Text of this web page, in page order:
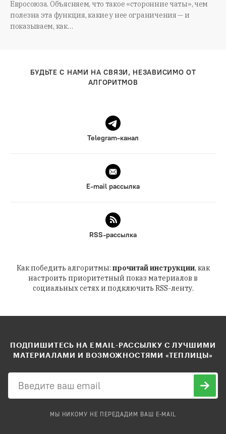
Евросоюза. Объясняем, что такое «сторонние чаты», чем
полезна эта функция, какие у нее ограничения — и
показываем, как…
БУДЬТЕ С НАМИ НА СВЯЗИ, НЕЗАВИСИМО ОТ
АЛГОРИТМОВ
Telegram-канал
E-mail рассылка
RSS-рассылка
Как победить алгоритмы: прочитай инструкции, как
настроить приоритетный показ материалов в
социальных сетях и подключить RSS-ленту.
ПОДПИШИТЕСЬ НА EMAIL-РАССЫЛКУ С ЛУЧШИМИ
МАТЕРИАЛАМИ И ВОЗМОЖНОСТЯМИ «ТЕПЛИЦЫ»
МЫ НИКОМУ НЕ ПЕРЕДАДИМ ВАШ E-MAIL